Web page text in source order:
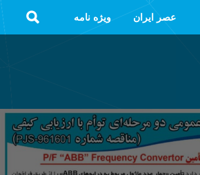
عصر ایران ویژه نامه